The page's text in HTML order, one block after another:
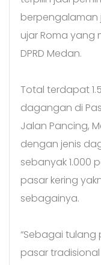
berpengalaman
ujar Roma yang
DPRD Medan.
Total terdapat
dagangan di
Jalan Pancing,
dengan jenis
sebanyak 1.000
pasar kering
sebagainya.
“Sebagai
pasar tradisional